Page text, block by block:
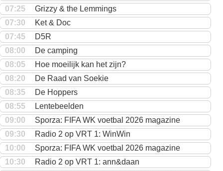
07:25
Grizzy & the Lemmings
07:30
Ket & Doc
07:45
D5R
08:00
De camping
08:05
Hoe moeilijk kan het zijn?
08:20
De Raad van Soekie
08:35
De Hoppers
08:55
Lentebeelden
09:00
Sporza: FIFA WK voetbal 2026 magazine
09:30
Radio 2 op VRT 1: WinWin
10:00
Sporza: FIFA WK voetbal 2026 magazine
10:30
Radio 2 op VRT 1: ann&daan